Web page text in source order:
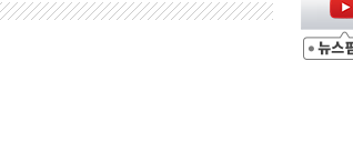
번째·42일 만 도발